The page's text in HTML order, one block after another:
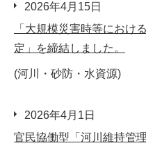
2026年4月15日
「大規模災害時等におけ
定」を締結しました。
(河川・砂防・水資源)
2026年4月1日
官民協働型「河川維持管